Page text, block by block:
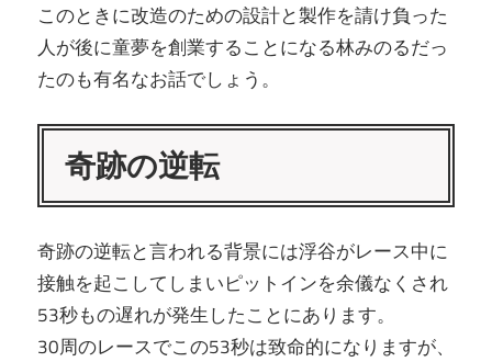
このときに改造のための設計と製作を請け負った
人が後に童夢を創業することになる林みのるだっ
たのも有名なお話でしょう。
奇跡の逆転
奇跡の逆転と言われる背景には浮谷がレース中に
接触を起こしてしまいピットインを余儀なくされ
53秒もの遅れが発生したことにあります。
30周のレースでこの53秒は致命的になりますが、